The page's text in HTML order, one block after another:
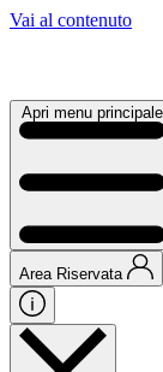
Vai al contenuto
Apri menu principale
Area Riservata